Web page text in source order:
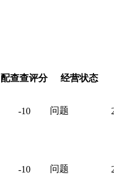
配查查评分 经营状态
-10 问题
-10 问题